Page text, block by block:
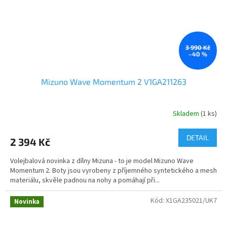
3 990 Kč
–40 %
Mizuno Wave Momentum 2 V1GA211263
Skladem (1 ks)
2 394 Kč DETAIL
Volejbalová novinka z dílny Mizuna - to je model Mizuno Wave
Momentum 2. Boty jsou vyrobeny z příjemného syntetického a mesh
materiálu, skvěle padnou na nohy a pomáhají při...
Novinka Kód: X1GA235021/UK7